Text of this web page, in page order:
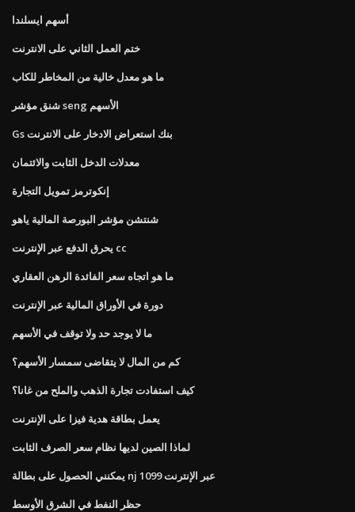
أسهم ايسلندا
ختم العمل الثاني على الانترنت
ما هو معدل خالية من المخاطر للكاب
شنق مؤشر seng الأسهم
Gs بنك استعراض الادخار على الانترنت
معدلات الدخل الثابت والائتمان
إنكوترمز تمويل التجارة
شنتشن مؤشر البورصة المالية ياهو
يحرق الدفع عبر الإنترنت cc
ما هو اتجاه سعر الفائدة الرهن العقاري
دورة في الأوراق المالية عبر الإنترنت
ما لا يوجد حد ولا توقف في الأسهم
كم من المال لا يتقاضى سمسار الأسهم؟
كيف استفادت تجارة الذهب والملح من غانا؟
يعمل بطاقة هدية فيزا على الإنترنت
لماذا الصين لديها نظام سعر الصرف الثابت
يمكنني الحصول على بطالة nj 1099 عبر الإنترنت
حظر النفط في الشرق الأوسط